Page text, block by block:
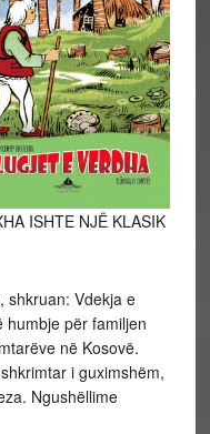
ISHTE NJË KLASIK
shkruan: Vdekja e
humbje për familjen
në Kosovë.
i guximshëm,
Ngushëllime